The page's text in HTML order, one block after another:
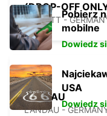
(DROP-OFF
RASTATT -
LANDAU
LANDAU -
Pobierz
mobilne
Dowiedz
USA
Dowiedz